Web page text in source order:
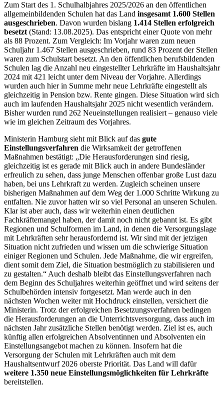
Zum Start des 1. Schulhalbjahres 2025/2026 an den öffentlichen
allgemeinbildenden Schulen hat das Land insgesamt 1.600 Stellen
ausgeschrieben. Davon wurden bislang 1.414 Stellen erfolgreich
besetzt (Stand: 13.08.2025). Das entspricht einer Quote von mehr
als 88 Prozent. Zum Vergleich: Im Vorjahr waren zum neuen
Schuljahr 1.467 Stellen ausgeschrieben, rund 83 Prozent der Stellen
waren zum Schulstart besetzt. An den öffentlichen berufsbildenden
Schulen lag die Anzahl neu eingestellter Lehrkräfte im Haushaltsjahr
2024 mit 421 leicht unter dem Niveau der Vorjahre. Allerdings
wurden auch hier in Summe mehr neue Lehrkräfte eingestellt als
gleichzeitig in Pension bzw. Rente gingen. Diese Situation wird sich
auch im laufenden Haushaltsjahr 2025 nicht wesentlich verändern.
Bisher wurden rund 262 Neueinstellungen realisiert – genauso viele
wie im gleichen Zeitraum des Vorjahres.
Ministerin Hamburg sieht mit Blick auf das gute
Einstellungsverfahren die Wirksamkeit der getroffenen
Maßnahmen bestätigt: „Die Herausforderungen sind riesig,
gleichzeitig ist es gerade mit Blick auch in andere Bundesländer
erfreulich zu sehen, dass junge Menschen offenbar große Lust dazu
haben, bei uns Lehrkraft zu werden. Zugleich scheinen unsere
bisherigen Maßnahmen auf dem Weg der 1.000 Schritte Wirkung zu
entfalten. Nie zuvor hatten wir so viel Personal an unseren Schulen.
Klar ist aber auch, dass wir weiterhin einen deutlichen
Fachkräftemangel haben, der damit noch nicht gebannt ist. Es gibt
Regionen und Schulformen im Land, in denen die Versorgungslage
mit Lehrkräften sehr herausfordernd ist. Wir sind mit der jetzigen
Situation nicht zufrieden und wissen um die schwierige Situation
einiger Regionen und Schulen. Jede Maßnahme, die wir ergreifen,
dient somit dem Ziel, die Situation bestmöglich zu stabilisieren und
zu gestalten.“ Auch deshalb bleibt das Einstellungsverfahren nach
dem Beginn des Schuljahres weiterhin geöffnet und wird seitens der
Schulbehörden intensiv fortgesetzt. Man werde auch in den
nächsten Wochen weiter mit Hochdruck einstellen, versichert die
Ministerin. Trotz der erfolgreichen Besetzungsverfahren bedingen
die Herausforderungen an die Unterrichtsversorgung, dass auch im
nächsten Jahr zusätzliche Stellen benötigt werden. Ziel ist es, auch
künftig allen erfolgreichen Absolventinnen und Absolventen ein
Einstellungsangebot machen zu können. Insofern hat die
Versorgung der Schulen mit Lehrkräften auch mit dem
Haushaltsentwurf 2026 oberste Priorität. Das Land will dafür
weitere 1.350 neue Einstellungsmöglichkeiten für Lehrkräfte
bereitstellen.